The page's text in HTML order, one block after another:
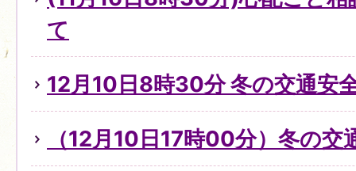
て
12月10日8時30分 冬の交通安
（12月10日17時00分）冬の